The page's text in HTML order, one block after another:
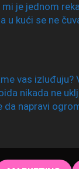
mi je jednom
u kući se ne
vas izluđuju?
nikada ne
da napravi